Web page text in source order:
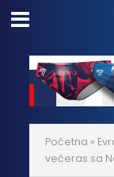
Početna »
večeras sa